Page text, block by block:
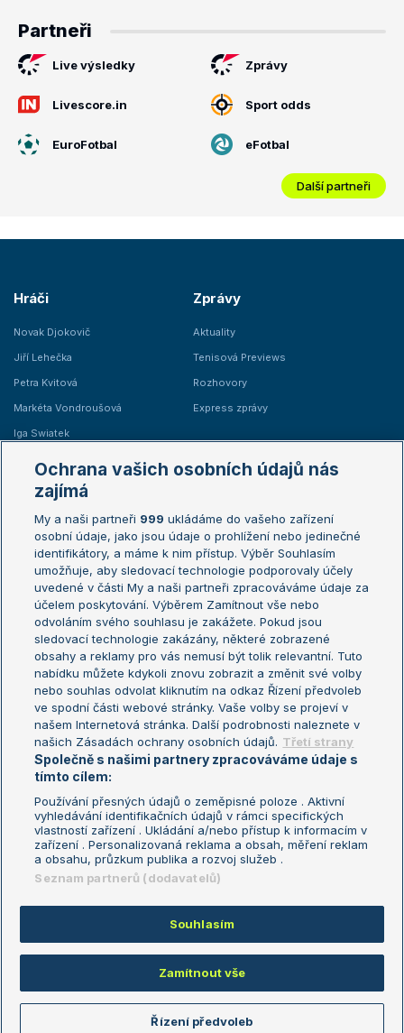
Partneři
Live výsledky Zprávy
Livescore.in Sport odds
EuroFotbal eFotbal
Další partneři
Hráči
Novak Djokovič
Jiří Lehečka
Petra Kvitová
Markéta Vondroušová
Iga Swiatek
Zprávy
Aktuality
Tenisová Previews
Rozhovory
Express zprávy
Žebříčky
Žebříček ATP (muži)
Žebříček WTA (ženy)
Sázkařský žebříček
Australian Open
French Open
Wimbledon
US Open
Turnaj mistrů
Turnaj mistryň
Aktualní trendy
Fotbalové přestupy
Livesport Daily
LS Prague Open
Podmínky užití
Nastavení soukromí
GDPR a žurnalistika
Reklama
Kontakt
Informace o zpracování osobních
údajů
Copyright © 2008-2026 TenisPortal.cz. Využíváme zpravodajství ČTK.
Ochrana vašich osobních údajů nás
zajímá
My a naši partneři 999 ukládáme do vašeho zařízení
osobní údaje, jako jsou údaje o prohlížení nebo jedinečné
identifikátory, a máme k nim přístup. Výběr Souhlasím
umožňuje, aby sledovací technologie podporovaly účely
uvedené v části My a naši partneři zpracováváme údaje za
účelem poskytování. Výběrem Zamítnout vše nebo
odvoláním svého souhlasu je zakážete. Pokud jsou
sledovací technologie zakázány, některé zobrazené
obsahy a reklamy pro vás nemusí být tolik relevantní. Tuto
nabídku můžete kdykoli znovu zobrazit a změnit své volby
nebo souhlas odvolat kliknutím na odkaz Řízení předvoleb
ve spodní části webové stránky. Vaše volby se projeví v
našem Internetová stránka. Další podrobnosti naleznete v
našich Zásadách ochrany osobních údajů. Třetí strany
Společně s našimi partnery zpracováváme údaje s
tímto cílem:
Používání přesných údajů o zeměpisné poloze . Aktivní
vyhledávání identifikačních údajů v rámci specifických
vlastností zařízení . Ukládání a/nebo přístup k informacím v
zařízení . Personalizovaná reklama a obsah, měření reklam
a obsahu, průzkum publika a rozvoj služeb .
Seznam partnerů (dodavatelů)
Souhlasím
Zamítnout vše
Řízení předvoleb